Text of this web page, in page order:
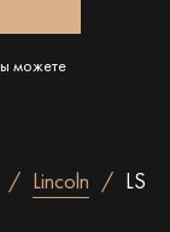
можете
Lincoln LS